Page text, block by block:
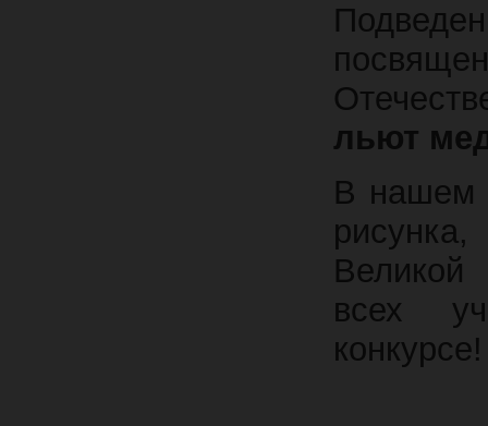
льют
В нашем
всех
конкурсе!